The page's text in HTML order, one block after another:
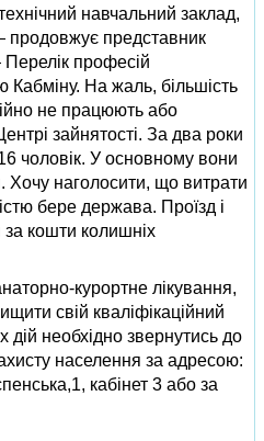
навчальний заклад,
продовжує представник
професій
На жаль, більшість
не працюють або
зайнятості. За два роки
чоловік. У основному вони
Хочу наголосити, що витрати
бере держава. Проїзд і
кошти колишніх
курортне лікування,
свій кваліфікаційний
дій необхідно звернутись до
населення за адресою:
кабінет 3 або за